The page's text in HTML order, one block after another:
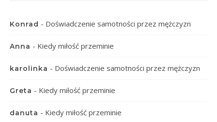
Konrad - Doświadczenie samotności przez mężczyzn
Anna - Kiedy miłość przeminie
karolinka - Doświadczenie samotności przez mężczyzn
Greta - Kiedy miłość przeminie
danuta - Kiedy miłość przeminie